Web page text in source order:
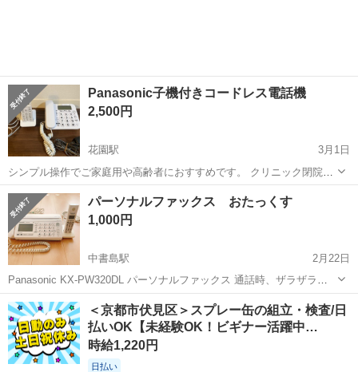
Panasonic子機付きコードレス電話機
2,500円
花園駅
3月1日
シンプル操作でご家庭用や高齢者におすすめです。 クリニック閉院整
理のため出品しました。 約10ヶ月程使用のため美品です。 ブランド
Panasonic モデル VE-GD27 W タイプ 固定電話 付属品 子
機 充電...
京都 京都市 花園駅 電話、ＦＡＸ コードレス電話
パーソナルファックス おたっくす
1,000円
中書島駅
2月22日
Panasonic KX-PW320DL パーソナルファックス 通話時、ザラザラと
いう雑音が入ります。 ファックスは現状問題ありません。 固定電話解
約に伴い、不要になったので出品します。
京都 京都市 中書島駅 電話、ＦＡＸ 固定電話
＜京都市伏見区＞スプレー缶の組立・検査/日
払いOK【未経験OK！ビギナー活躍中…
時給1,220円
日払い